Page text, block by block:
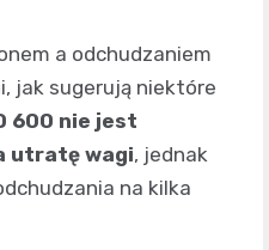
a odchudzaniem
jak sugerują niektóre
600 nie jest
utratę wagi, jednak
na kilka